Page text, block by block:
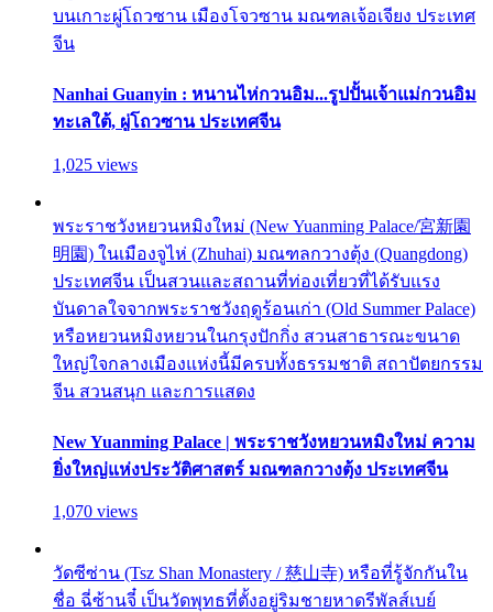
บนเกาะผู่โถวซาน เมืองโจวซาน มณฑลเจ้อเจียง ประเทศ
จีน
Nanhai Guanyin : หนานไห่กวนอิม...รูปปั้นเจ้าแม่กวนอิม
ทะเลใต้, ผู่โถวซาน ประเทศจีน
1,025 views
พระราชวังหยวนหมิงใหม่ (New Yuanming Palace/宮新園
明園) ในเมืองจูไห่ (Zhuhai) มณฑลกวางตุ้ง (Quangdong)
ประเทศจีน เป็นสวนและสถานที่ท่องเที่ยวที่ได้รับแรง
บันดาลใจจากพระราชวังฤดูร้อนเก่า (Old Summer Palace)
หรือหยวนหมิงหยวนในกรุงปักกิ่ง สวนสาธารณะขนาด
ใหญ่ใจกลางเมืองแห่งนี้มีครบทั้งธรรมชาติ สถาปัตยกรรม
จีน สวนสนุก และการแสดง
New Yuanming Palace | พระราชวังหยวนหมิงใหม่ ความ
ยิ่งใหญ่แห่งประวัติศาสตร์ มณฑลกวางตุ้ง ประเทศจีน
1,070 views
วัดซีซ่าน (Tsz Shan Monastery / 慈山寺) หรือที่รู้จักกันใน
ชื่อ ฉี่ซ้านจี๋ เป็นวัดพุทธที่ตั้งอยู่ริมชายหาดรีพัลส์เบย์